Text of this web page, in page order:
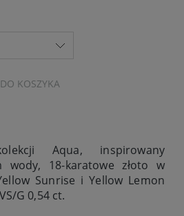
DO KOSZYKA
Aqua, inspirowany
wody, 18-karatowe złoto w
Sunrise i Yellow Lemon
G 0,54 ct.